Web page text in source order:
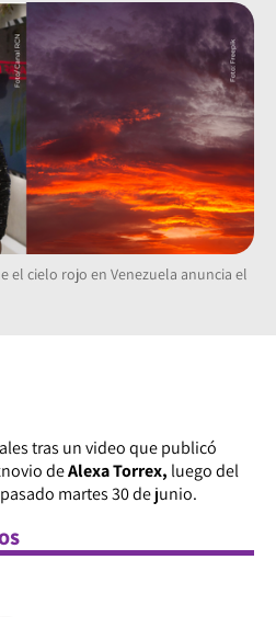
el cielo rojo en Venezuela anuncia el
tras un video que publicó
deAlexa Torrex, luego del
martes 30 de junio.